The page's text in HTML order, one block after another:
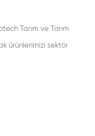
Tarım ve Tarım
ürünlerimizi sektör